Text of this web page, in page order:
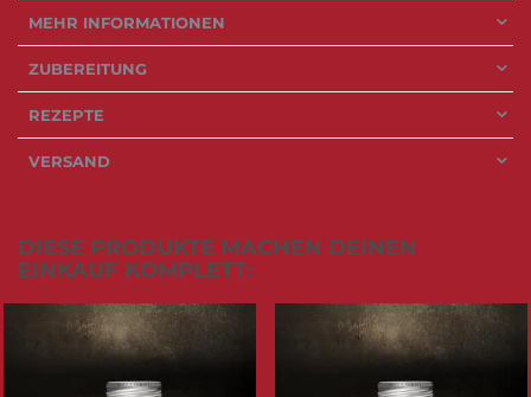
MEHR INFORMATIONEN
ZUBEREITUNG
REZEPTE
VERSAND
DIESE PRODUKTE MACHEN DEINEN
EINKAUF KOMPLETT: